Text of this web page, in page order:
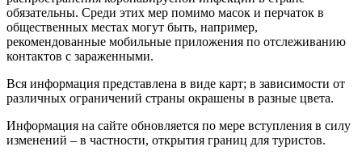
обязательны. Среди этих мер помимо масок и перчаток в
общественных местах могут быть, например,
рекомендованные мобильные приложения по отслеживанию
контактов с зараженными.
Вся информация представлена в виде карт; в зависимости от
различных ограничений страны окрашены в разные цвета.
Информация на сайте обновляется по мере вступления в силу
изменений – в частности, открытия границ для туристов.